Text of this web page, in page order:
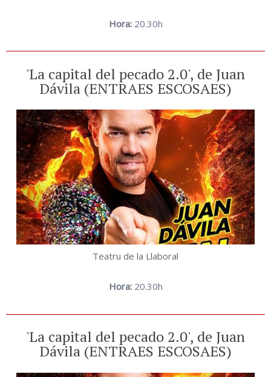
Hora:20.30h
'La capital del pecado 2.0', de Juan
Dávila (ENTRAES ESCOSAES)
Teatru de la Llaboral
Hora:20.30h
'La capital del pecado 2.0', de Juan
Dávila (ENTRAES ESCOSAES)